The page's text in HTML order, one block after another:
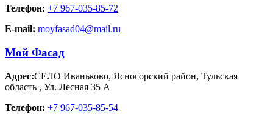
Телефон: +7 967-035-85-72
E-mail: moyfasad04@mail.ru
Мой Фасад
Адрес:СЕЛО Иваньково, Ясногорский район, Тульская
область , Ул. Лесная 35 А
Телефон: +7 967-035-85-54